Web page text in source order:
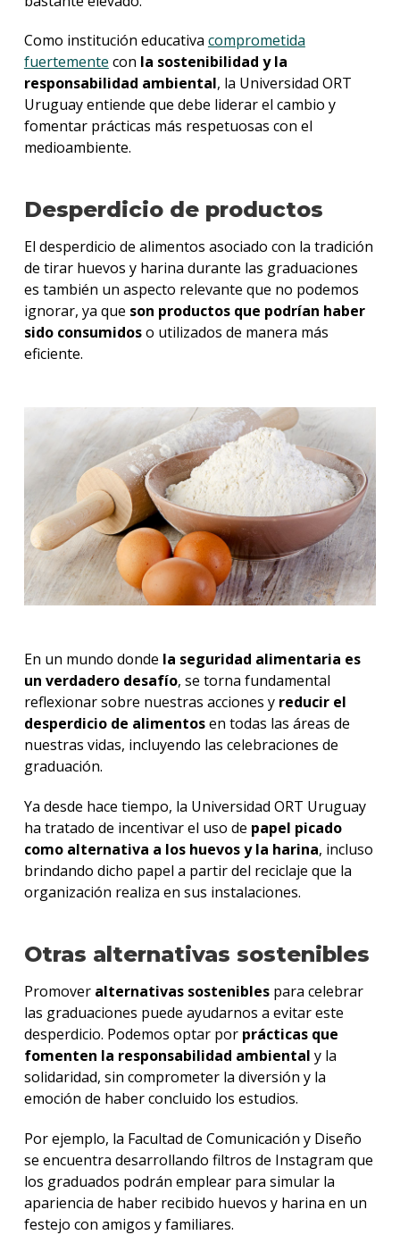
Como institución educativa comprometida
fuertemente con la sostenibilidad y la
responsabilidad ambiental, la Universidad ORT
Uruguay entiende que debe liderar el cambio y
fomentar prácticas más respetuosas con el
medioambiente.
Desperdicio de productos
El desperdicio de alimentos asociado con la tradición
de tirar huevos y harina durante las graduaciones
es también un aspecto relevante que no podemos
ignorar, ya que son productos que podrían haber
sido consumidoso utilizados de manera más
eficiente.
En un mundo donde la seguridad alimentaria es
un verdadero desafío, se torna fundamental
reflexionar sobre nuestras acciones y reducir el
desperdicio de alimentosen todas las áreas de
nuestras vidas, incluyendo las celebraciones de
graduación.
Ya desde hace tiempo, la Universidad ORT Uruguay
ha tratado de incentivar el uso de papel picado
como alternativa a los huevos y la harina, incluso
brindando dicho papel a partir del reciclaje que la
organización realiza en sus instalaciones.
Otras alternativas sostenibles
Promover alternativas sosteniblespara celebrar
las graduaciones puede ayudarnos a evitar este
desperdicio. Podemos optar por prácticas que
fomenten la responsabilidad ambiental y la
solidaridad, sin comprometer la diversión y la
emoción de haber concluido los estudios.
Por ejemplo, la Facultad de Comunicación y Diseño
se encuentra desarrollando filtros de Instagram que
los graduados podrán emplear para simular la
apariencia de haber recibido huevos y harina en un
festejo con amigos y familiares.